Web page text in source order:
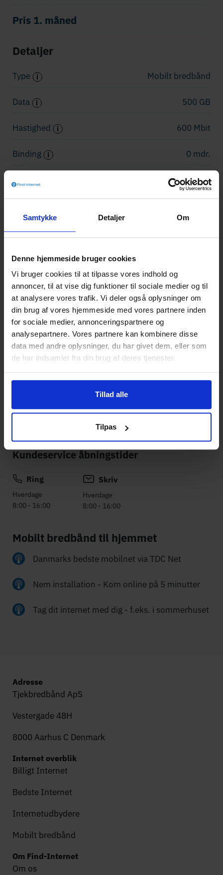
Samtykke Detaljer Om
Denne hjemmeside bruger cookies
Vi bruger cookies til at tilpasse vores indhold og
annoncer, til at vise dig funktioner til sociale medier og til
at analysere vores trafik. Vi deler også oplysninger om
din brug af vores hjemmeside med vores partnere inden
for sociale medier, annonceringspartnere og
analysepartnere. Vores partnere kan kombinere disse
data med andre oplysninger, du har givet dem, eller som
de har indsamlet fra din brug af deres tjenester.
Tillad alle
Tilpas
Detaljer
Type Mobilt bredbånd
Data 500 GB
Hastighed 600 Mbit
Binding 0 mdr.
Router Inkluderet
Pris 1. måned
Mobilt bredbånd til hjemmet
Danmarks bedste mobilnet via TDC Net
Nem installation - Kom online på 5 minutter
Tag dit internet med dig - f.eks. i sommerhuset
Om Airbox
Airbox er dedikeret til at levere økonomiske,
pålidelige og alsidige internet- og mobil løsninger i
hele Danmark.
Deres abonnementer er tydelige og enkle, med
fokus på rigelig data til at dække behovet hos unge
og ældre, uden udsigt til ekstra regninger.
Alle Airbox abonnementer er uden binding og uden
Kundeservice åbningstider
Ring
Hverdage
8:00 - 16:00
Skriv
Hverdage
8:00 - 16:00
Adresse
Tjekbredbånd ApS
Vestergade 48H
8000 Aarhus C Denmark
Internet overblik
Billigt Internet
Bedste Internet
Internetudbydere
Mobilt bredbånd
Om Find-Internet
Om os